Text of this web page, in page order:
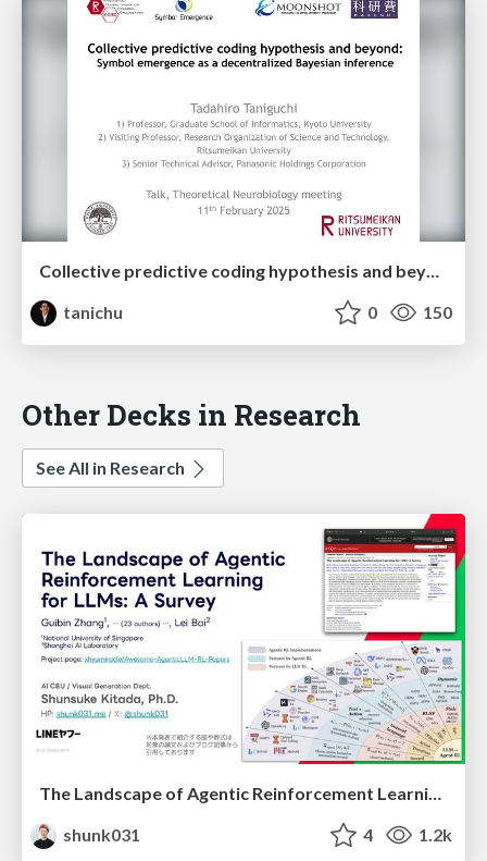
Collective predictive coding hypothesis and beyond: Symbol emergence as a decentralized Bayesian inference
tanichu
0 150
Other Decks in Research
See All in Research
shunk031
4 1.2k